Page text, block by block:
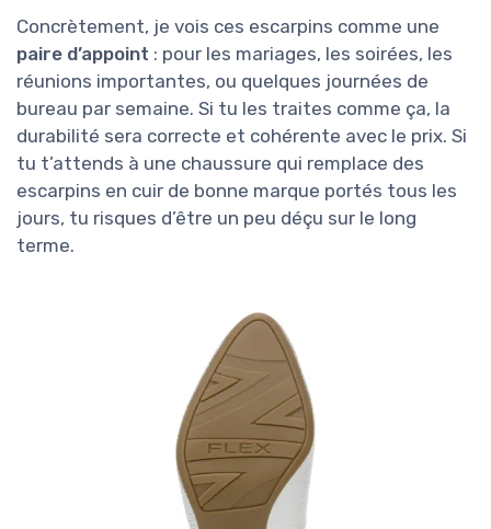
Concrètement, je vois ces escarpins comme une
paire d’appoint : pour les mariages, les soirées, les
réunions importantes, ou quelques journées de
bureau par semaine. Si tu les traites comme ça, la
durabilité sera correcte et cohérente avec le prix. Si
tu t’attends à une chaussure qui remplace des
escarpins en cuir de bonne marque portés tous les
jours, tu risques d’être un peu déçu sur le long
terme.